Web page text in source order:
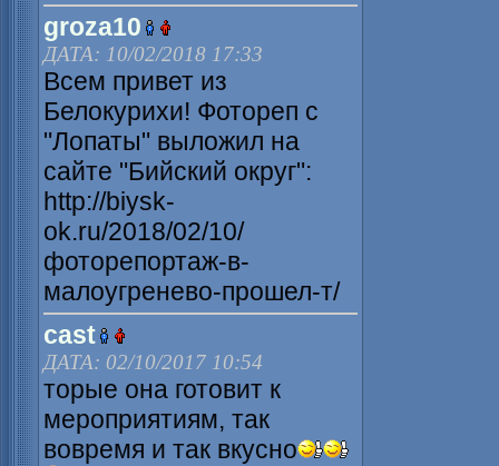
groza10
ДАТА: 10/02/2018 17:33
Всем привет из
Белокурихи! Фотореп с
"Лопаты" выложил на
сайте "Бийский округ":
http://biysk-
ok.ru/2018/02/10/
фоторепортаж-в-
малоугренево-прошел-т/
cast
ДАТА: 02/10/2017 10:54
торые она готовит к
мероприятиям, так
вовремя и так вкусно